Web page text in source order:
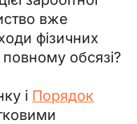
вже
фізичних
повному обсязі?
і Порядок